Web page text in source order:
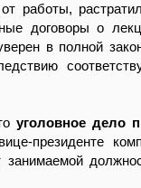
работы,
договоры о
в полной
уголовное дело
президенте
занимаемой